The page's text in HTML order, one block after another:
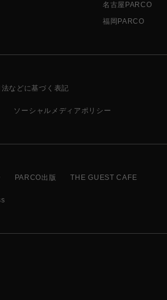
名古屋PARCO
福岡PARCO
などに基づく表記
ソーシャルメディアポリシー
PARCO出版 THE GUEST CAFE